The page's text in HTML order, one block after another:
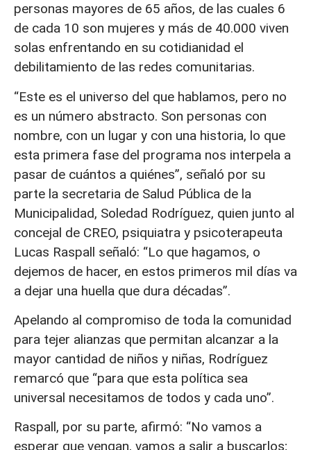
personas mayores de 65 años, de las cuales 6
de cada 10 son mujeres y más de 40.000 viven
solas enfrentando en su cotidianidad el
debilitamiento de las redes comunitarias.
“Este es el universo del que hablamos, pero no
es un número abstracto. Son personas con
nombre, con un lugar y con una historia, lo que
esta primera fase del programa nos interpela a
pasar de cuántos a quiénes”, señaló por su
parte la secretaria de Salud Pública de la
Municipalidad, Soledad Rodríguez, quien junto al
concejal de CREO, psiquiatra y psicoterapeuta
Lucas Raspall señaló: “Lo que hagamos, o
dejemos de hacer, en estos primeros mil días va
a dejar una huella que dura décadas”.
Apelando al compromiso de toda la comunidad
para tejer alianzas que permitan alcanzar a la
mayor cantidad de niños y niñas, Rodríguez
remarcó que “para que esta política sea
universal necesitamos de todos y cada uno”.
Raspall, por su parte, afirmó: “No vamos a
esperar que vengan, vamos a salir a buscarlos;